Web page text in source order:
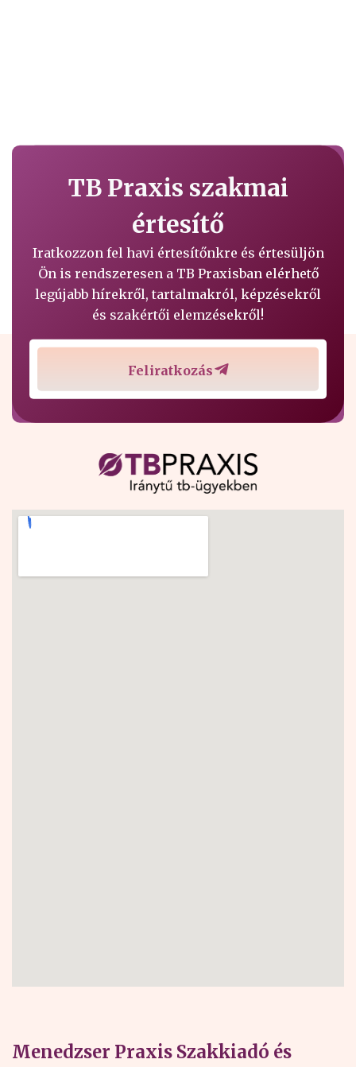
TB Praxis szakmai
értesítő
Iratkozzon fel havi értesítőnkre és értesüljön
Ön is rendszeresen a TB Praxisban elérhető
legújabb hírekről, tartalmakról, képzésekről
és szakértői elemzésekről!
Feliratkozás
Menedzser Praxis Szakkiadó és